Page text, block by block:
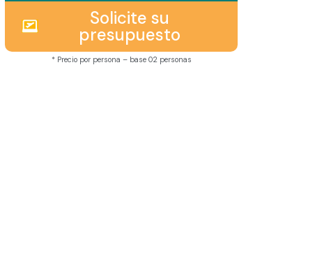
Solicite su
presupuesto
* Precio por persona – base 02 personas